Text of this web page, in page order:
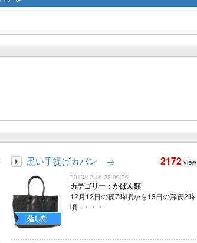
黒い手提げカバン → 2172view
2013/12/16 22:09:26
カテゴリー：かばん類
12月12日の夜7時頃から13日の深夜2時
頃... ・・・